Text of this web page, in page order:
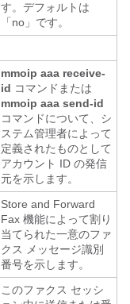
す。デフォルトは
「no」です。
mmoip aaa receive-
id コマンドまたは
mmoip aaa send-id
コマンドについて、シ
ステム管理者によって
定義されたものとして
アカウント ID の発信
元を示します。
Store and Forward
Fax 機能によって割り
当てられた一意のファ
クス メッセージ識別
番号を示します。
このファクス セッシ